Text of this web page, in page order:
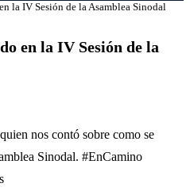
la IV Sesión de la Asamblea Sinodal
en la IV Sesión de la
nos contó sobre como se
Sinodal. #EnCamino